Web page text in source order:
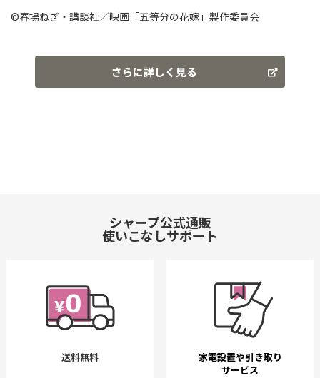
©春場ねぎ・講談社／映画「五等分の花嫁」製作委員会
さらに詳しく見る
シャープ公式通販
使いこなしサポート
送料無料
家電設置や引き取り
サービス